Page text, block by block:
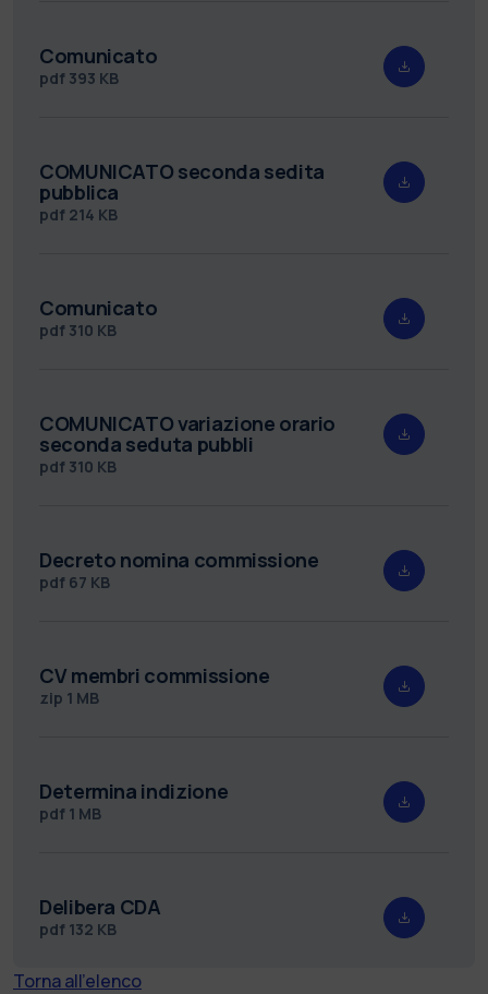
Comunicato
pdf 393 KB
COMUNICATO seconda sedita
pubblica
pdf 214 KB
Comunicato
pdf 310 KB
COMUNICATO variazione orario
seconda seduta pubbli
pdf 310 KB
Decreto nomina commissione
pdf 67 KB
CV membri commissione
zip 1 MB
Determina indizione
pdf 1 MB
Delibera CDA
pdf 132 KB
Torna all'elenco